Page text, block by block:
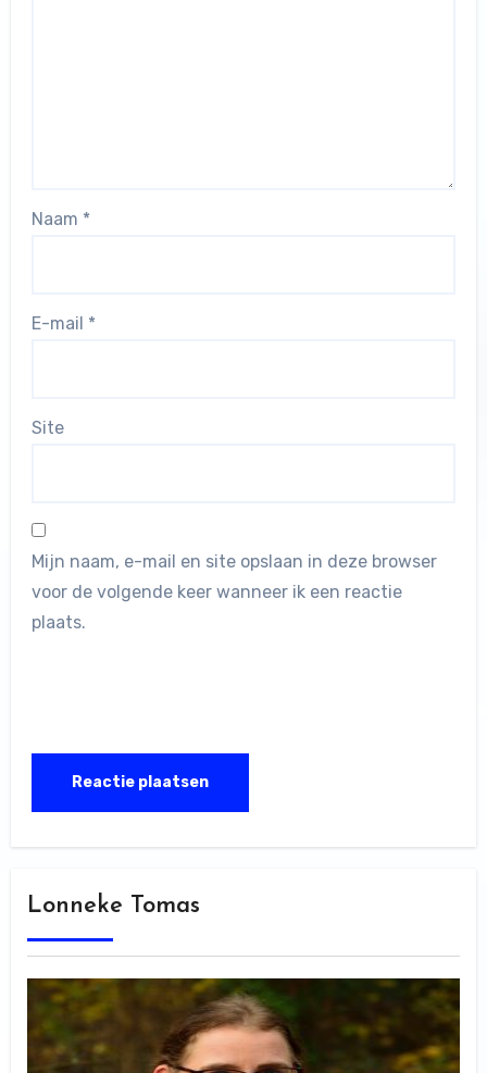
Naam *
E-mail *
Site
Mijn naam, e-mail en site opslaan in deze browser
voor de volgende keer wanneer ik een reactie
plaats.
Lonneke Tomas